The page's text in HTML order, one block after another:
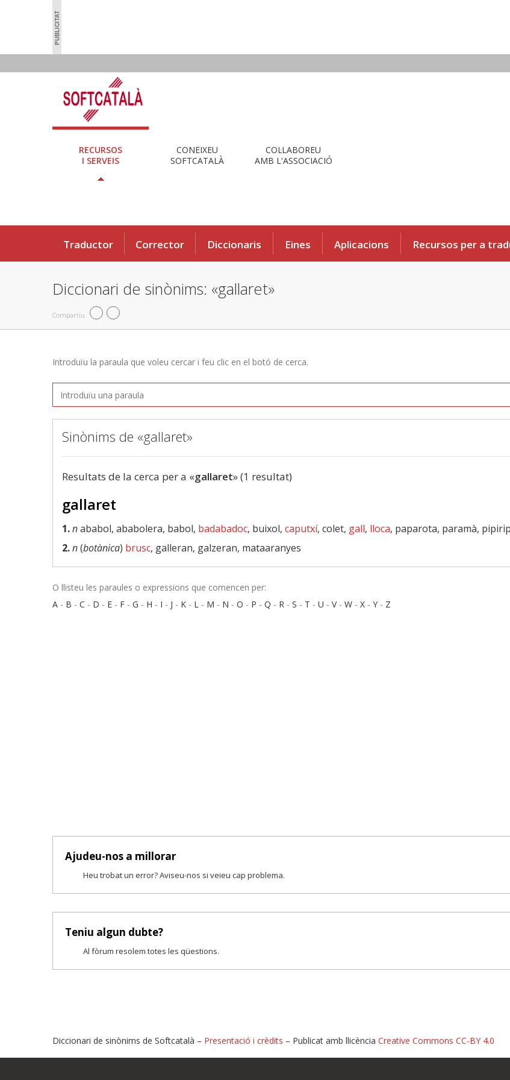
RECURSOS
I SERVEIS
CONEIXEU
SOFTCATALÀ
COL·LABOREU
AMB L'ASSOCIACIÓ
Traductor Corrector Diccionaris Eines Aplicacions Recursos per a
Diccionari de sinònims: «gallaret»
Compartiu
Introduïu la paraula que voleu cercar i feu clic en el botó de cerca.
Sinònims de «gallaret»
Resultats de la cerca per a «gallaret» (1 resultat)
gallaret
1.nababol, ababolera, babol, badabadoc, buixol, caputxí, colet, gall, lloca, paparota, paramà,
2.n(botànica) brusc, galleran, galzeran, mataaranyes
O llisteu les paraules o expressions que comencen per:
A - B - C - D - E - F - G - H - I - J - K - L - M - N - O - P - Q - R - S - T - U - V- W - X - Y - Z
Ajudeu-nos a millorar
Heu trobat un error? Aviseu-nos si veieu cap problema.
Teniu algun dubte?
Al fòrum resolem totes les qüestions.
Diccionari de sinònims de Softcatalà – Presentació i crèdits – Publicat amb llicència Creative Commons CC-BY 4.0